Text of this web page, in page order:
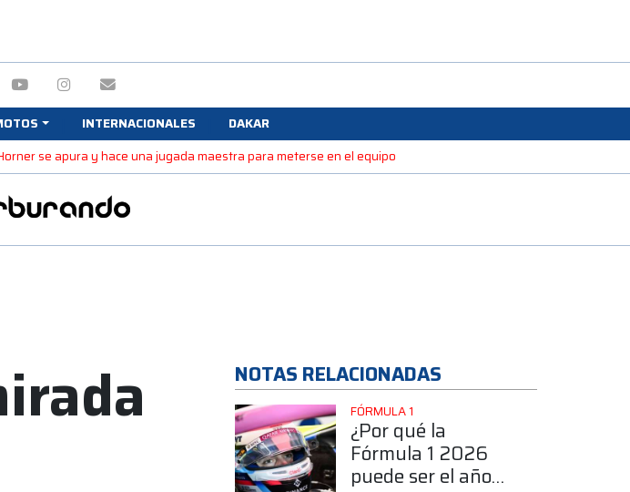
INTERNACIONALES
DAKAR
se apura y hace una jugada maestra para meterse en el equipo
NOTAS RELACIONADAS
FÓRMULA 1
¿Por qué la
Fórmula 1 2026
puede ser el año